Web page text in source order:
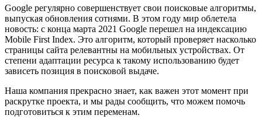
Google регулярно совершенствует свои поисковые алгоритмы,
выпуская обновления сотнями. В этом году мир облетела
новость: с конца марта 2021 Google перешел на индексацию
Mobile First Index. Это алгоритм, который проверяет насколько
страницы сайта релевантны на мобильных устройствах. От
степени адаптации ресурса к такому использованию будет
зависеть позиция в поисковой выдаче.
Наша компания прекрасно знает, как важен этот момент при
раскрутке проекта, и мы рады сообщить, что можем помочь
подготовиться к этим переменам.